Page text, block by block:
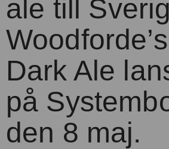
ale till
Dark Ale
på
den 8 maj.